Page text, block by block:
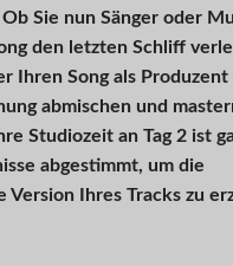
Sie nun Sänger oder
den letzten Schliff
Ihren Song als
abmischen und
Studiozeit an Tag 2 ist
abgestimmt, um die
Version Ihres Tracks zu